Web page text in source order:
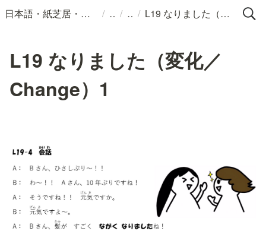
日本語・紙芝居・絵本・イラスト / / / L19 なりました（変化／Change）1
L19 なりました（変化／
Change）1